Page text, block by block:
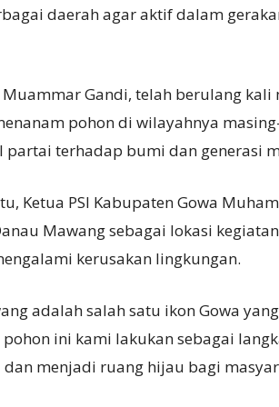
daerah agar aktif dalam
Gandi, telah berulang kali
pohon di wilayahnya
partai terhadap bumi dan generasi
Ketua PSI Kabupaten Gowa
Mawang sebagai lokasi
kerusakan lingkungan.
adalah salah satu ikon Gowa
pohon ini kami lakukan sebagai
menjadi ruang hijau bagi